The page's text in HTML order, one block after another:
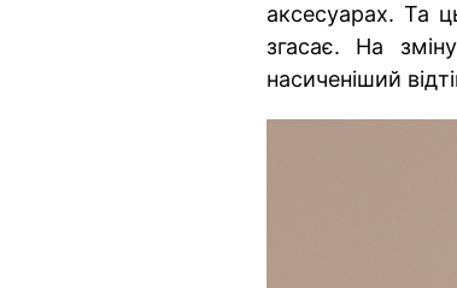
аксесуарах. Та
згасає. На
насиченіший